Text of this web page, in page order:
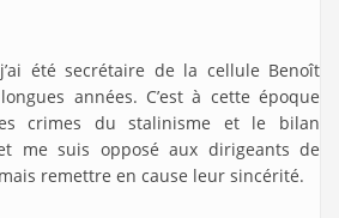
été secrétaire de la cellule Benoît
années. C’est à cette époque
crimes du stalinisme et le bilan
me suis opposé aux dirigeants de
remettre en cause leur sincérité.